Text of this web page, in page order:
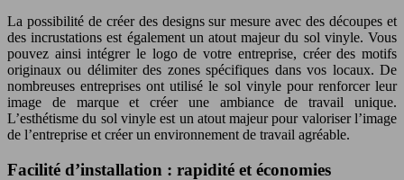
La possibilité de créer des designs sur mesure avec des découpes et
des incrustations est également un atout majeur du sol vinyle. Vous
pouvez ainsi intégrer le logo de votre entreprise, créer des motifs
originaux ou délimiter des zones spécifiques dans vos locaux. De
nombreuses entreprises ont utilisé le sol vinyle pour renforcer leur
image de marque et créer une ambiance de travail unique.
L’esthétisme du sol vinyle est un atout majeur pour valoriser l’image
de l’entreprise et créer un environnement de travail agréable.
Facilité d’installation : rapidité et économies